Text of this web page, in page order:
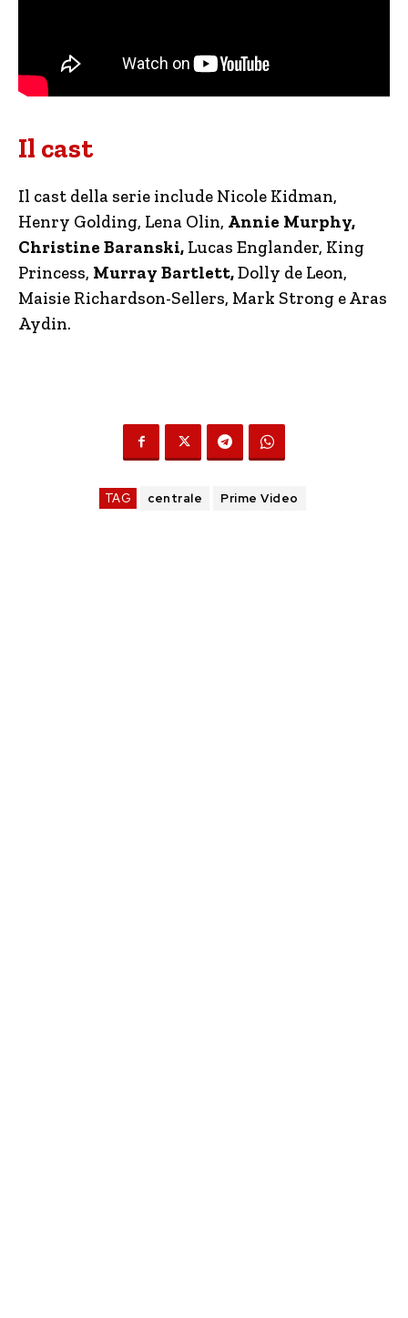
Il cast
Il cast della serie include Nicole Kidman,
Henry Golding, Lena Olin, Annie Murphy,
Christine Baranski, Lucas Englander, King
Princess, Murray Bartlett,Dolly de Leon,
Maisie Richardson-Sellers, Mark Strong e Aras
Aydin.
TAG centrale Prime Video